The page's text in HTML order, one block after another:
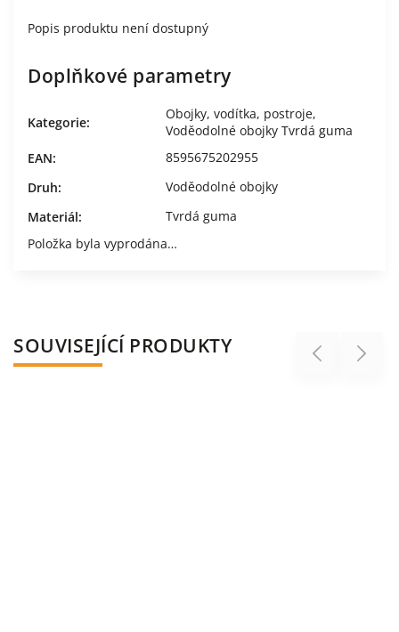
Popis produktu není dostupný
Doplňkové parametry
Kategorie:
Obojky, vodítka, postroje,
Voděodolné obojky Tvrdá guma
EAN:
8595675202955
Druh:
Voděodolné obojky
Materiál:
Tvrdá guma
Položka byla vyprodána…
SOUVISEJÍCÍ PRODUKTY Previous Next